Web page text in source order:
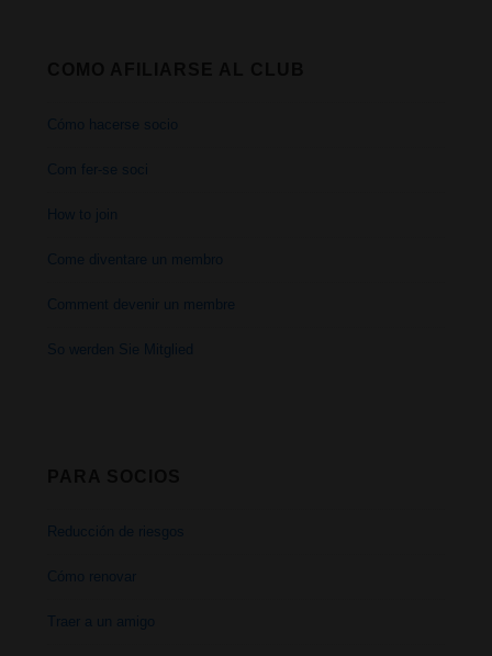
Cómo hacerse socio
Com fer-se soci
How to join
Come diventare un membro
Comment devenir un membre
So werden Sie Mitglied
Reducción de riesgos
Cómo renovar
Traer a un amigo